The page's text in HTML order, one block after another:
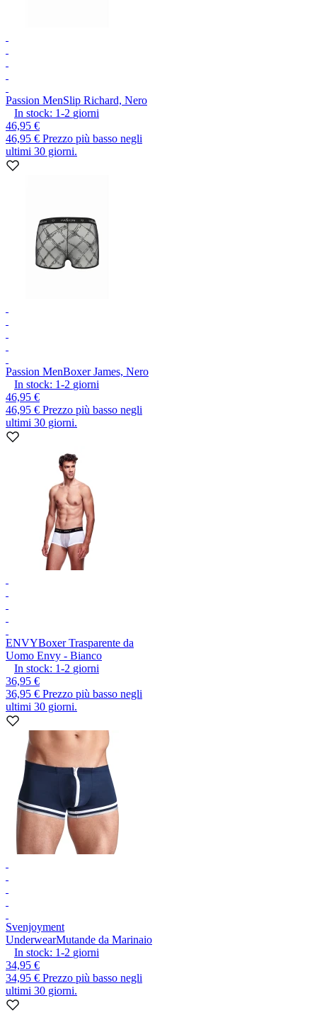
Passion MenSlip Richard, Nero
In stock: 1-2 giorni
46,95 €
46,95 € Prezzo più basso negli
ultimi 30 giorni.
Passion MenBoxer James, Nero
In stock: 1-2 giorni
46,95 €
46,95 € Prezzo più basso negli
ultimi 30 giorni.
ENVYBoxer Trasparente da
Uomo Envy - Bianco
In stock: 1-2 giorni
36,95 €
36,95 € Prezzo più basso negli
ultimi 30 giorni.
Svenjoyment
UnderwearMutande da Marinaio
In stock: 1-2 giorni
34,95 €
34,95 € Prezzo più basso negli
ultimi 30 giorni.